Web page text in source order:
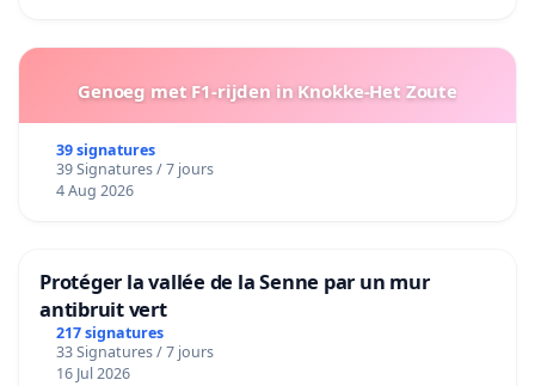
Genoeg met F1-rijden in Knokke-Het Zoute
39 signatures
39 Signatures / 7 jours
4 Aug 2026
Protéger la vallée de la Senne par un mur
antibruit vert
217 signatures
33 Signatures / 7 jours
16 Jul 2026